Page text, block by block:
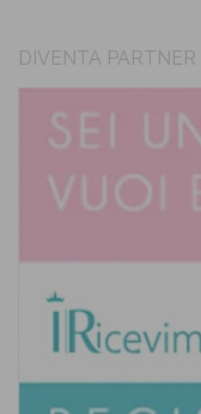
DIVENTA PARTNER